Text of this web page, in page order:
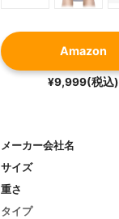
Amazon
¥9,999(税込)
メーカー会社名
サイズ
重さ
タイプ